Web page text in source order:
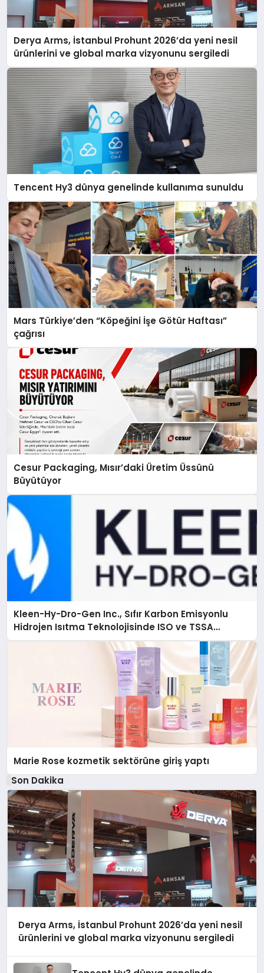
Derya Arms, İstanbul Prohunt 2026’da yeni nesil
ürünlerini ve global marka vizyonunu sergiledi
Tencent Hy3 dünya genelinde kullanıma sunuldu
Mars Türkiye’den “Köpeğini İşe Götür Haftası”
çağrısı
Cesur Packaging, Mısır’daki Üretim Üssünü
Büyütüyor
Kleen-Hy-Dro-Gen Inc., Sıfır Karbon Emisyonlu
Hidrojen Isıtma Teknolojisinde ISO ve TSSA
Düzenleyici Onaylarını Aldı
Marie Rose kozmetik sektörüne giriş yaptı
Son Dakika
Derya Arms, İstanbul Prohunt 2026’da yeni nesil
ürünlerini ve global marka vizyonunu sergiledi